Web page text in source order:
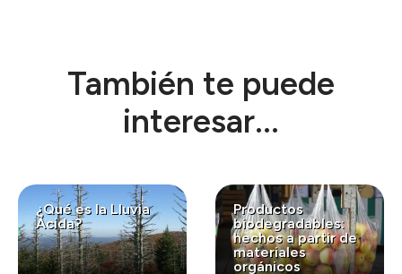
También te puede
interesar...
¿Qué es la Lluvia
Ácida?
Productos
biodegradables:
hechos a partir de
materiales
orgánicos